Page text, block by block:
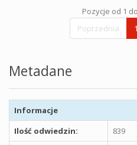
Pozycje od 1
Poprzednia
1
Metadane
Informacje
Ilość odwiedzin:
839